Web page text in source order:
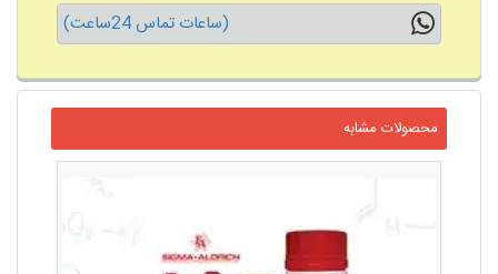
(ساعات تماس 24ساعت)
محصولات مشابه